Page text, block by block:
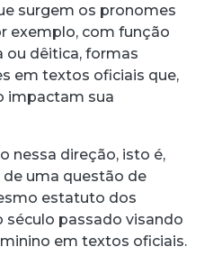
surgem os pronomes
exemplo, com função
ou dêitica, formas
em textos oficiais que,
impactam sua
nessa direção, isto é,
uma questão de
estatuto dos
passado visando
em textos oficiais.